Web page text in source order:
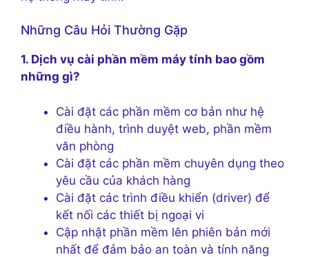
Những Câu Hỏi Thường Gặp
1. Dịch vụ cài phần mềm máy tính bao gồm
những gì?
Cài đặt các phần mềm cơ bản như hệ
điều hành, trình duyệt web, phần mềm
văn phòng
Cài đặt các phần mềm chuyên dụng theo
yêu cầu của khách hàng
Cài đặt các trình điều khiển (driver) để
kết nối các thiết bị ngoại vi
Cập nhật phần mềm lên phiên bản mới
nhất để đảm bảo an toàn và tính năng